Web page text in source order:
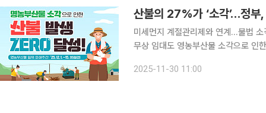
산불의 27%가 ‘소각’…정부
미세먼지 계절관리제와 연계…불법
무상 임대도 영농부산물 소각으로 인한 산불 위험이 반복되자 정부가 전국 농촌 마을을 대상으로 12
불법 소각이 끊이지 않자, 농업인이
2025-11-30 11:00